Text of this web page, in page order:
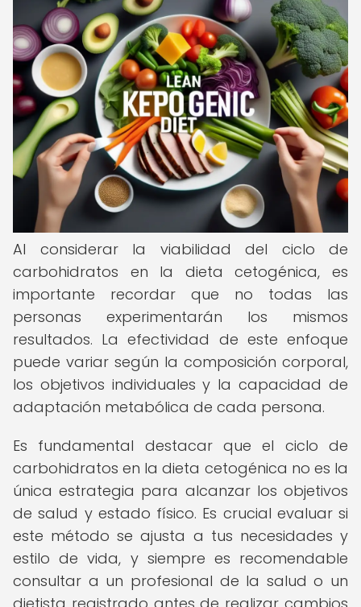
Al considerar la viabilidad del ciclo de
carbohidratos en la dieta cetogénica, es
importante recordar que no todas las
personas experimentarán los mismos
resultados. La efectividad de este enfoque
puede variar según la composición corporal,
los objetivos individuales y la capacidad de
adaptación metabólica de cada persona.
Es fundamental destacar que el ciclo de
carbohidratos en la dieta cetogénica no es la
única estrategia para alcanzar los objetivos
de salud y estado físico. Es crucial evaluar si
este método se ajusta a tus necesidades y
estilo de vida, y siempre es recomendable
consultar a un profesional de la salud o un